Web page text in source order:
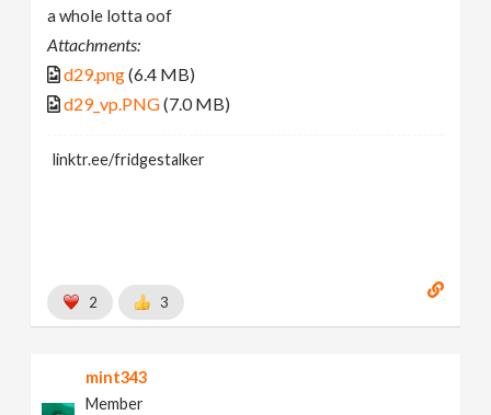
a whole lotta oof
Attachments:
d29.png(6.4 MB)
d29_vp.PNG(7.0 MB)
linktr.ee/fridgestalker
2 3
mint343
Member